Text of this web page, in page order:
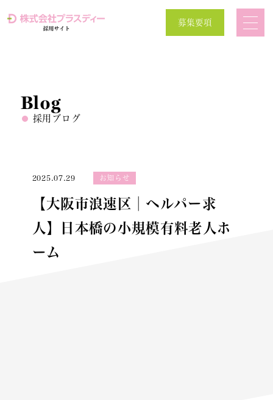
募集要項
Blog
採用ブログ
2025.07.29 お知らせ
【大阪市浪速区│ヘルパー求
人】日本橋の小規模有料老人ホ
ーム